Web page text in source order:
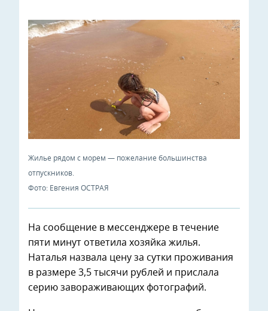
Жилье рядом с морем — пожелание большинства
отпускников.
Фото: Евгения ОСТРАЯ
На сообщение в мессенджере в течение
пяти минут ответила хозяйка жилья.
Наталья назвала цену за сутки проживания
в размере 3,5 тысячи рублей и прислала
серию завораживающих фотографий.